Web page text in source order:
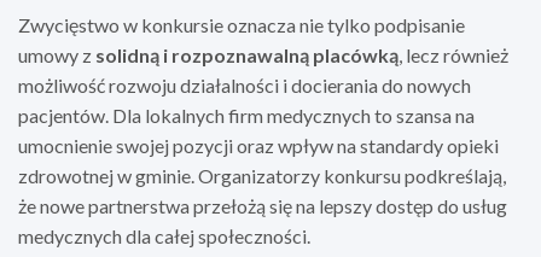
Zwycięstwo w konkursie oznacza nie tylko podpisanie
umowy z solidną i rozpoznawalną placówką , lecz również
możliwość rozwoju działalności i docierania do nowych
pacjentów. Dla lokalnych firm medycznych to szansa na
umocnienie swojej pozycji oraz wpływ na standardy opieki
zdrowotnej w gminie. Organizatorzy konkursu podkreślają,
że nowe partnerstwa przełożą się na lepszy dostęp do usług
medycznych dla całej społeczności.